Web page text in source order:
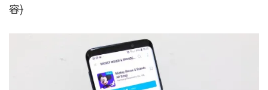
容)